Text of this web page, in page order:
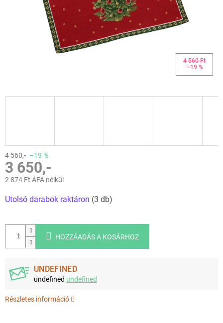
4 560 Ft
–19 %
4 560,- –19 %
3 650,-
2 874 Ft ÁFA nélkül
Utolsó darabok raktáron (3 db)
HOZZÁADÁS A KOSÁRHOZ
UNDEFINED
undefined undefined
Részletes információ